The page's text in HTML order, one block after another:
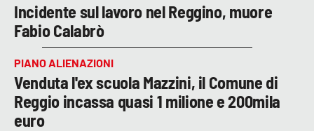
Incidente sul lavoro nel Reggino, muore
Fabio Calabrò
PIANO ALIENAZIONI
Venduta l'ex scuola Mazzini, il Comune di
Reggio incassa quasi 1 milione e 200mila
euro